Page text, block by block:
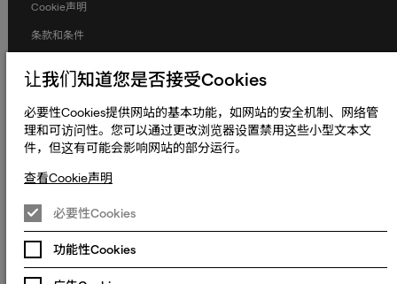
Cookie声明
条款和条件
无障碍声明
更改Cookie偏好设置
© 2023 - 2026 熠文（上海）信息技术有限公司. Keywords International
Limited, Whelan House, South County Business Park, Leopardstown,
Dublin 18, Dublin Ireland.
31010902003465号
沪**ICP**备**2022022064**号**-1**
沪公网安备**31010902003465**号**
让我们知道您是否接受Cookies
必要性Cookies提供网站的基本功能，如网站的安全机制、网络管
理和可访问性。您可以通过更改浏览器设置禁用这些小型文本文
件，但这有可能会影响网站的部分运行。
查看Cookie声明
必要性Cookies
功能性Cookies